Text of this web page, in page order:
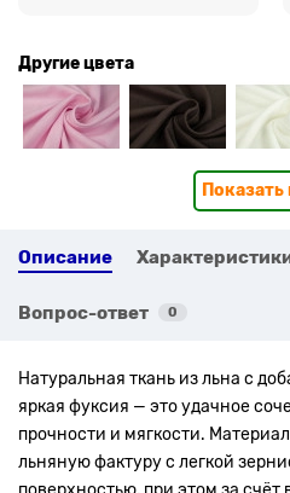
Другие цвета
Показать
Описание
Вопрос-ответ 0
Натуральная ткань из льна с
яркая фуксия — это удачное
прочности и мягкости.
льняную фактуру с легкой